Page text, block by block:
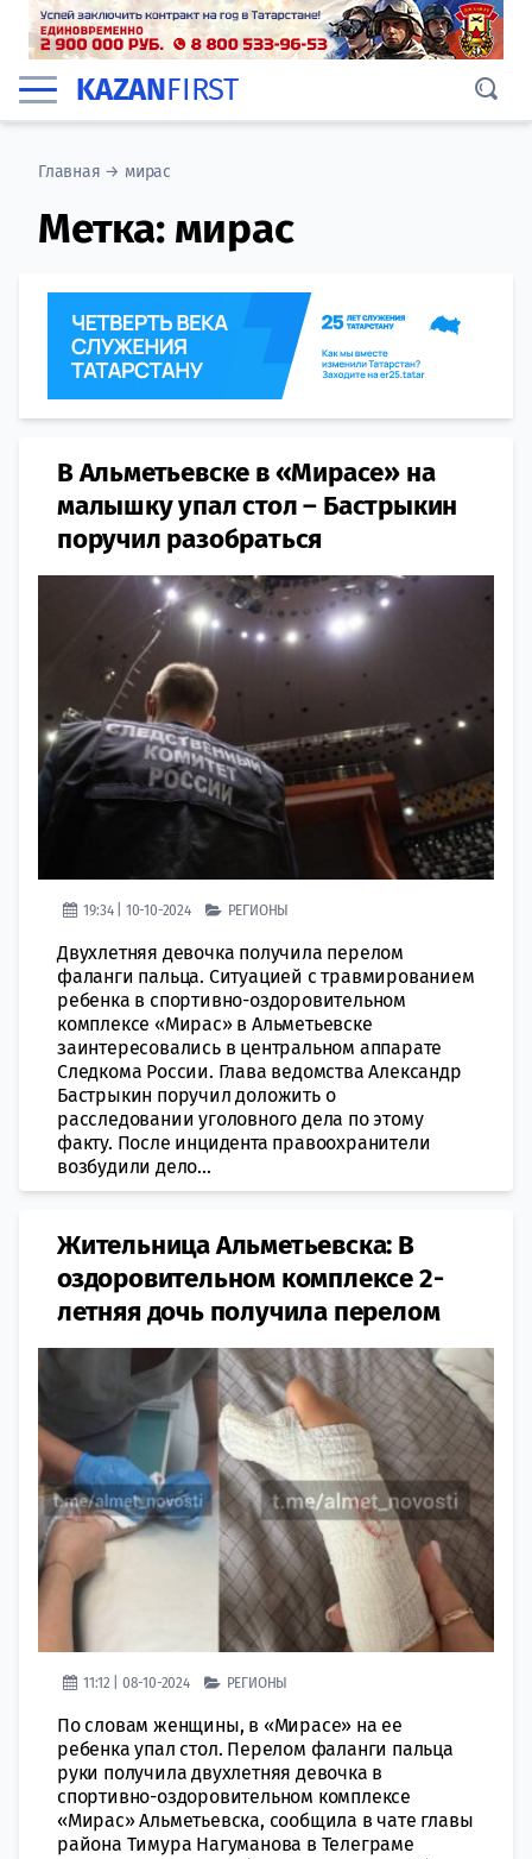
KAZANFIRST
Главная → мирас
Метка: мирас
В Альметьевске в «Мирасе» на
малышку упал стол – Бастрыкин
поручил разобраться
19:34 | 10-10-2024 РЕГИОНЫ
Двухлетняя девочка получила перелом
фаланги пальца. Ситуацией с травмированием
ребенка в спортивно-оздоровительном
комплексе «Мирас» в Альметьевске
заинтересовались в центральном аппарате
Следкома России. Глава ведомства Александр
Бастрыкин поручил доложить о
расследовании уголовного дела по этому
факту. После инцидента правоохранители
возбудили дело...
Жительница Альметьевска: В
оздоровительном комплексе 2-
летняя дочь получила перелом
11:12 | 08-10-2024 РЕГИОНЫ
По словам женщины, в «Мирасе» на ее
ребенка упал стол. Перелом фаланги пальца
руки получила двухлетняя девочка в
спортивно-оздоровительном комплексе
«Мирас» Альметьевска, сообщила в чате главы
района Тимура Нагуманова в Телеграме